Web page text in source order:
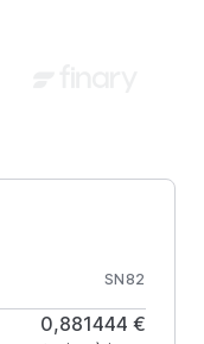
SN82
0,881444 €